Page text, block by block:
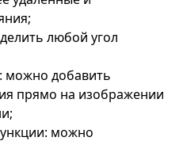
любой угол
можно добавить
прямо на изображении
можно